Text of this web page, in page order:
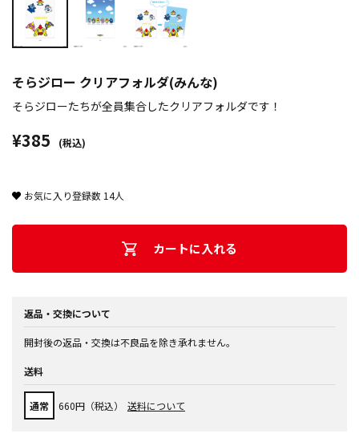
そらジロー クリアフォルダ(みんな)
そらジローたちが全員集合したクリアフォルダです！
¥385 (税込)
お気に入り登録数 14人
カートに入れる
返品・交換について
開封後の返品・交換は不良品を除き承れません。
送料
通常 660円（税込） 送料について